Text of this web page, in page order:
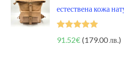
естествена кожа
Оценено на
91.52€ (179.00 лв.)